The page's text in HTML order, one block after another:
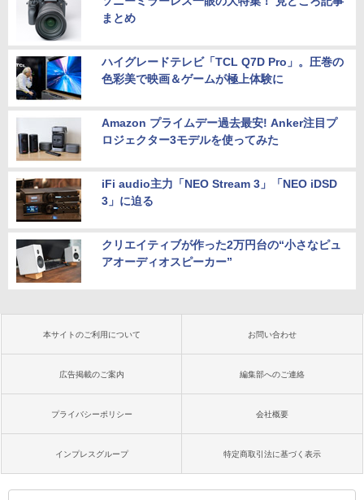
まとめ
ハイグレードテレビ「TCL Q7D Pro」。圧巻の
色彩美で映画＆ゲームが極上体験に
Amazon プライムデー過去最安! Anker注目プ
ロジェクター3モデルを使ってみた
iFi audio主力「NEO Stream 3」「NEO iDSD
3」に迫る
クリエイティブが作った2万円台の“小さなピュ
アオーディオスピーカー”
本サイトのご利用について お問い合わせ
広告掲載のご案内 編集部へのご連絡
プライバシーポリシー 会社概要
インプレスグループ 特定商取引法に基づく表示